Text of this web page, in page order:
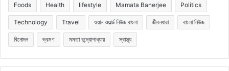
Foods Health lifestyle Mamata Banerjee Politics
Technology Travel ওয়ান ওয়ার্ল্ড নিউজ বাংলা জীবনধারা বাংলা নিউজ
বিনোদন ভ্রমণ মমতা বন্দ্যোপাধ্যায় স্বাস্থ্য